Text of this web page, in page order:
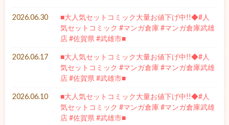
2026.06.30
■大人気セットコミック大量お値下げ中!!◆#人
気セットコミック #マンガ倉庫 #マンガ倉庫武雄
店 #佐賀県 #武雄市■
2026.06.17
■大人気セットコミック大量お値下げ中!!◆#人
気セットコミック #マンガ倉庫 #マンガ倉庫武雄
店 #佐賀県 #武雄市■
2026.06.10
■大人気セットコミック大量お値下げ中!!◆#人
気セットコミック #マンガ倉庫 #マンガ倉庫武雄
店 #佐賀県 #武雄市■